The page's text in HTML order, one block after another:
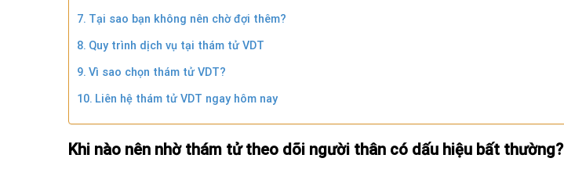
Tại sao bạn không nên chờ đợi thêm?
Quy trình dịch vụ tại thám tử VDT
Vì sao chọn thám tử VDT?
Liên hệ thám tử VDT ngay hôm nay
Khi nào nên nhờ thám tử theo dõi người thân có dấu hiệu bất thường?